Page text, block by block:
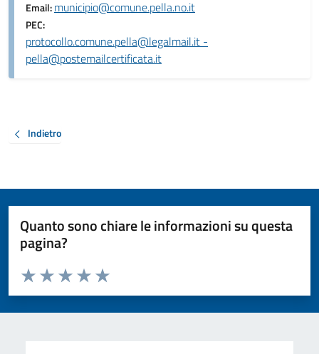
Email:municipio@comune.pella.no.it
PEC:
protocollo.comune.pella@legalmail.it -
pella@postemailcertificata.it
Indietro
Quanto sono chiare le informazioni su questa
pagina?
Valuta da 1 a 5 stelle la pagina
Valuta 5 stelle su 5
Valuta 4 stelle su 5
Valuta 3 stelle su 5
Valuta 2 stelle su 5
Valuta 1 stelle su 5